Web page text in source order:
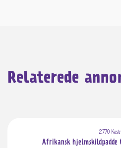
Relaterede
2770
Afrikansk hjelmskildpadde